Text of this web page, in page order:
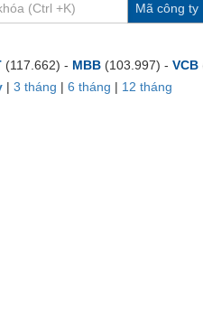
Mã công ty
(117.662) - MBB (103.997) - VCB
| 3 tháng | 6 tháng | 12 tháng